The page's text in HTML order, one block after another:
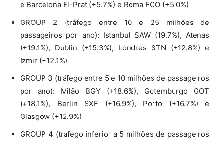
e Barcelona El-Prat (+5.7%) e Roma FCO (+5.0%)
GROUP 2 (tráfego entre 10 e 25 milhões de
passageiros por ano): Istanbul SAW (19.7%), Atenas
(+19.1%), Dublin (+15.3%), Londres STN (+12.8%) e
Izmir (+12.1%)
GROUP 3 (tráfego entre 5 e 10 milhões de passageiros
por ano): Milão BGY (+18.6%), Gotemburgo GOT
(+18.1%), Berlin SXF (+16.9%), Porto (+16.7%) e
Glasgow (+12.9%)
GROUP 4 (tráfego inferior a 5 milhões de passageiros